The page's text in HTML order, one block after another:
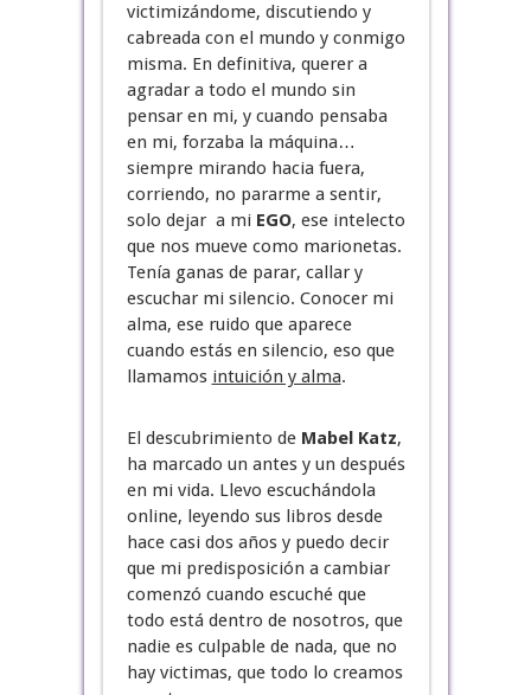
victimizándome, discutiendo y
cabreada con el mundo y conmigo
misma. En definitiva, querer a
agradar a todo el mundo sin
pensar en mi, y cuando pensaba
en mi, forzaba la máquina…
siempre mirando hacia fuera,
corriendo, no pararme a sentir,
solo dejar a mi EGO, ese intelecto
que nos mueve como marionetas.
Tenía ganas de parar, callar y
escuchar mi silencio. Conocer mi
alma, ese ruido que aparece
cuando estás en silencio, eso que
llamamos intuición y alma.
El descubrimiento de Mabel Katz,
ha marcado un antes y un después
en mi vida. Llevo escuchándola
online, leyendo sus libros desde
hace casi dos años y puedo decir
que mi predisposición a cambiar
comenzó cuando escuché que
todo está dentro de nosotros, que
nadie es culpable de nada, que no
hay victimas, que todo lo creamos